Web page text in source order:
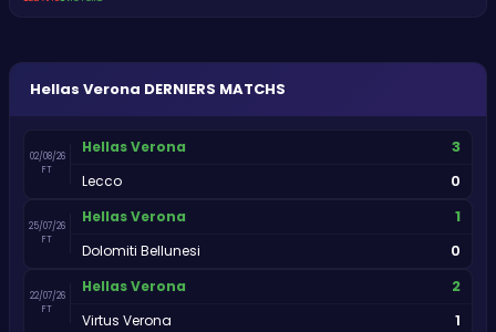
Hellas Verona DERNIERS MATCHS
02/08/26
FT
Hellas Verona 3
Lecco 0
25/07/26
FT
Hellas Verona 1
Dolomiti Bellunesi 0
22/07/26
FT
Hellas Verona 2
Virtus Verona 1